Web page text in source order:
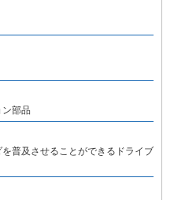
ン部品
普及させることができるドライブ